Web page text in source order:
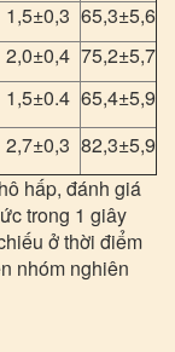
1,5±0,3 65,3±5,6
2,0±0,4 75,2±5,7
1,5±0.4 65,4±5,9
2,7±0,3 82,3±5,9
hấp, đánh giá
trong 1 giây
ở thời điểm
nhóm nghiên